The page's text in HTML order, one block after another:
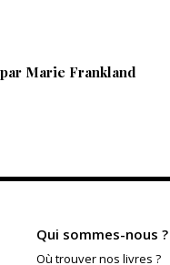
Marie Frankland
Qui sommes-nous ?
Où trouver nos livres ?